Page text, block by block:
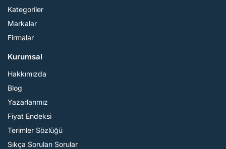
Kategoriler
Markalar
Firmalar
Kurumsal
Hakkımızda
Blog
Yazarlarımız
Fiyat Endeksi
Terimler Sözlüğü
Sıkça Sorulan Sorular